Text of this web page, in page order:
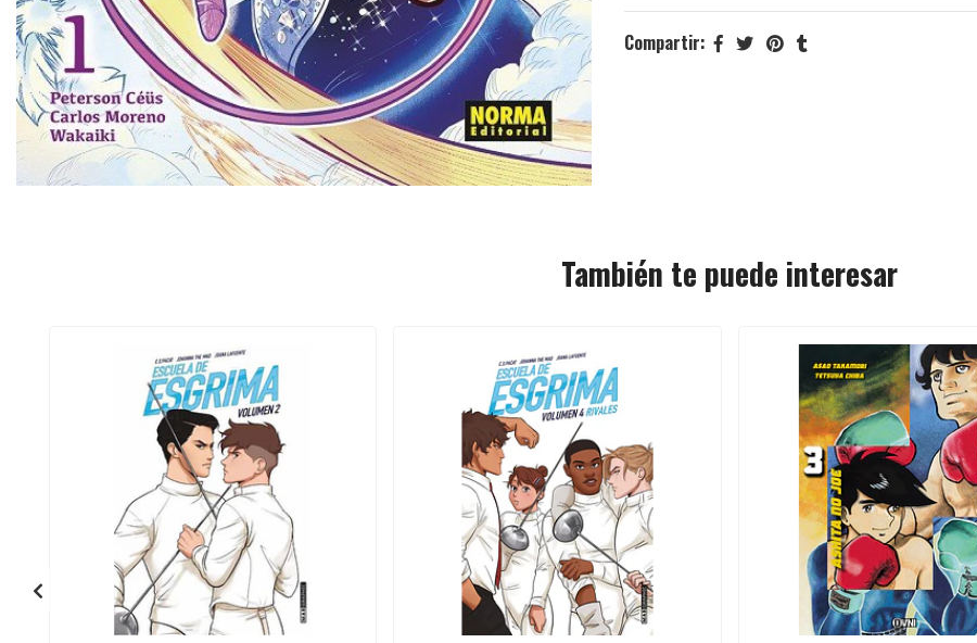
Compartir:
También te puede interesar